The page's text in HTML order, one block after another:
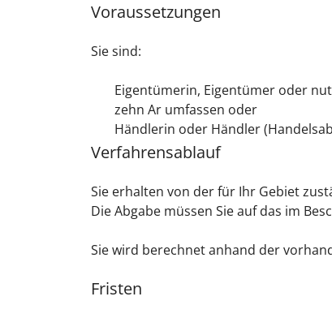
Voraussetzungen
Sie sind:
Eigentümerin, Eigentümer oder
zehn Ar umfassen oder
Händlerin oder Händler
Verfahrensablauf
Sie erhalten von der für Ihr Gebiet
Die Abgabe müssen Sie auf das im
Sie wird berechnet anhand der
Fristen